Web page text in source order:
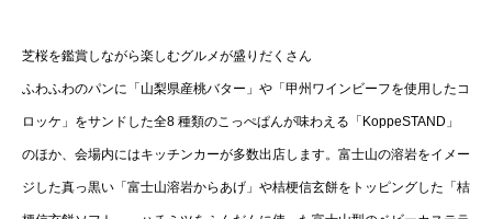
芝桜を鑑賞しながら楽しむグルメが盛りだくさん
ふわふわのパンに「山梨県産桃バター」や「甲州ワインビーフを使用したコ
ロッケ」をサンドした全8 種類のこっぺぱんが味わえる「KoppeSTAND」
のほか、会場内にはキッチンカーが多数出店します。富士山の溶岩をイメー
ジした真っ黒い「富士山溶岩からあげ」や桔梗信玄餅をトッピングした「桔